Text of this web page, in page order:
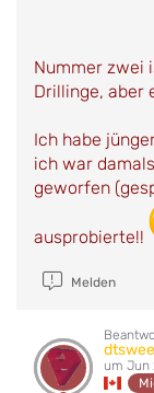
Nummer zwei
Drillinge, aber
Ich habe
ich war
geworfen
ausprobierte!!
Melden
um Jun